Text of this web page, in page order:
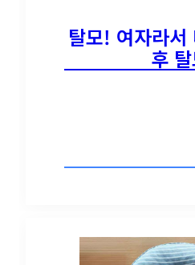
탈모! 여자라
산후
다양한 동
매주 월요일마다 무